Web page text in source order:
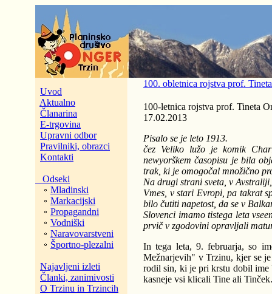
Uvod
Aktualno
Članarina
E-trgovina
Upravni odbor
Pravilniki, obrazci
Kontakti
Odseki
Mladinski
Markacijski
Propagandni
Vodniški
Naravovarstveni
Športno-plezalni
Najavljeni izleti
Članki, zanimivosti
O Trzinu in Trzincih
100. obletnica rojstva prof.
100-letnica rojstva prof. Tineta
17.02.2013
Pisalo se je leto 1913.
čez Veliko lužo je komik
newyorškem časopisu je bila
trak, ki je omogočal množično
Na drugi strani sveta, v
Vmes, v stari Evropi, pa takrat
bilo čutiti napetost, da se v
Slovenci imamo tistega leta
prvič v zgodovini opravljali
In tega leta, 9. februarja, so
Mežnarjevih" v Trzinu, kjer se
rodil sin, ki je pri krstu dobil ime
kasneje vsi klicali Tine ali Tinček.